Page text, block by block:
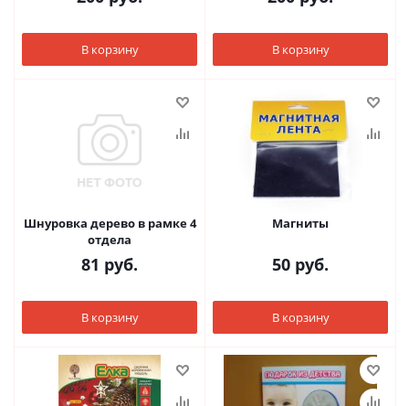
В корзину В корзину
Шнуровка дерево в рамке 4
отдела
81 руб.
В корзину
Магниты
50 руб.
В корзину